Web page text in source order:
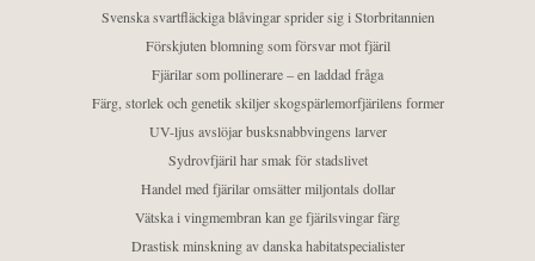
Svenska svartfläckiga blåvingar sprider sig i Storbritannien
Förskjuten blomning som försvar mot fjäril
Fjärilar som pollinerare – en laddad fråga
Färg, storlek och genetik skiljer skogspärlemorfjärilens former
UV-ljus avslöjar busksnabbvingens larver
Sydrovfjäril har smak för stadslivet
Handel med fjärilar omsätter miljontals dollar
Vätska i vingmembran kan ge fjärilsvingar färg
Drastisk minskning av danska habitatspecialister